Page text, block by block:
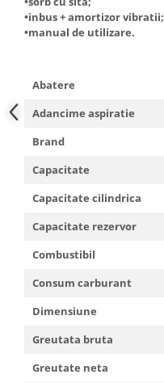
•inbus + amortizor vibratii;
•manual de utilizare.
Abatere
Adancime aspiratie
Brand
Capacitate
Capacitate cilindrica
Capacitate rezervor
Combustibil
Consum carburant
Dimensiune
Greutata bruta
Greutate neta